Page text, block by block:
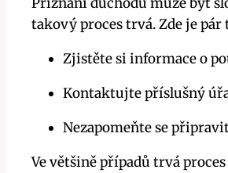
takový proces trvá. Zde je
Zjistěte si informace o
Kontaktujte příslušný
Nezapomeňte se
Ve většině případů trvá